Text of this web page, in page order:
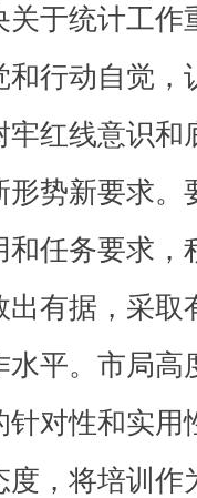
于统计工
和行动自觉
红线意识
势新要求
任务要求，
有据，采
平。市局
对性和实
，将培训